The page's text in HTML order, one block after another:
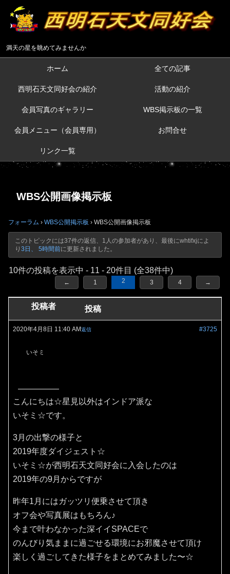
満天の星を眺めてみませんか
ホーム 全ての記事
西明石天文同好会の紹介 活動の紹介
会員写真のギャラリー WBS掲示板の一覧
会員メニュー（会員専用） お問合せ
リンク一覧
WBS公開画像掲示板
フォーラム › WBS公開掲示板 › WBS公開画像掲示板
このトピックには37件の返信、1人の参加者があり、最後にwhtifxjによ
り 3日、 5時間前に更新されました。
10件の投稿を表示中 - 11 - 20件目 (全38件中)
← 1 2 3 4 →
投稿者 投稿
2020年4月8日 11:40 AM #3725
返信
いそミ
こんにちは☆星見以外はインドア派な
いそミ☆です。
3月の出撃の様子と
2019年度ダイジェスト☆
いそミ☆が西明石天文同好会に入会したのは
2019年の9月からですが
昨年1月にはガッツリ便乗させて頂き
オフ会や写真展はもちろん♪
今まで叶わなかった深イイSPACEで
のんびり気ままに過ごせる環境にお邪魔させて頂け
楽しく過ごしてきた様子をまとめてみました〜☆